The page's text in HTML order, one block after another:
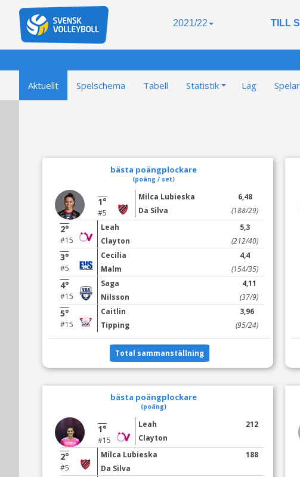
2021/22 TILL
Aktuellt Spelschema Tabell Statistik Lag
bästa poängplockare
(poäng / set)
1°
#5
Milca Lubieska
Da Silva
6,48
(188/29)
2°
#15
Leah
Clayton
5,3
(212/40)
3°
#5
Cecilia
Malm
4,4
(154/35)
4°
#15
Saga
Nilsson
4,11
(37/9)
5°
#15
Caitlin
Tipping
3,96
(95/24)
Total sammanställning
bästa poängplockare
(poäng)
1°
#15
Leah
Clayton
212
2°
#5
Milca Lubieska
Da Silva
188